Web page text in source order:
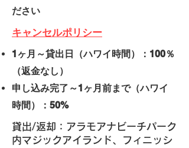
ださい
キャンセルポリシー
1ヶ月～貸出日（ハワイ時間）：100％
（返金なし）
申し込み完了～1ヶ月前まで（ハワイ
時間）：50%
貸出/返却：アラモアナビーチパーク
内マジックアイランド、フィニッシ